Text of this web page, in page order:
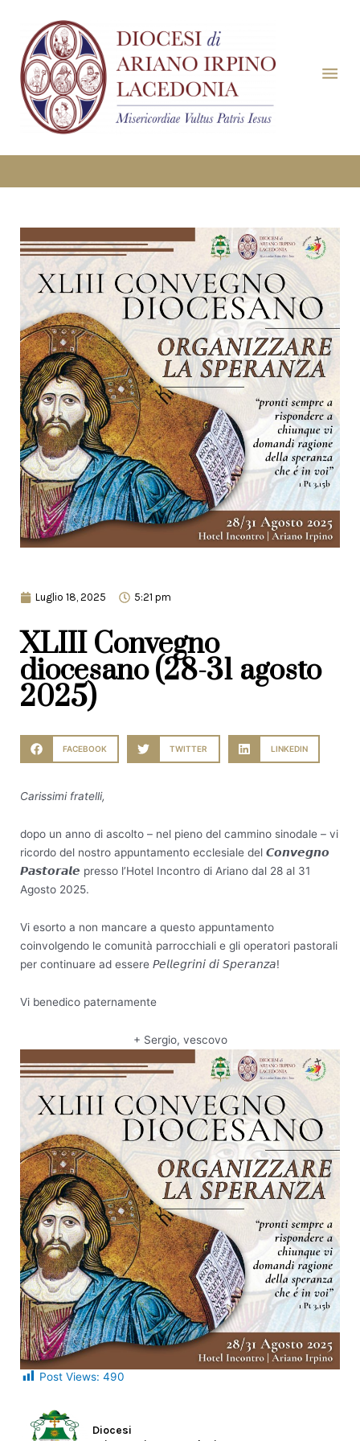
Luglio 18, 2025 5:21 pm
XLIII Convegno
diocesano (28-31 agosto
2025)
FACEBOOK TWITTER LINKEDIN
Carissimi fratelli,
dopo un anno di ascolto – nel pieno del cammino sinodale – vi
ricordo del nostro appuntamento ecclesiale del 𝘾𝙤𝙣𝙫𝙚𝙜𝙣𝙤
𝙋𝙖𝙨𝙩𝙤𝙧𝙖𝙡𝙚 presso l’Hotel Incontro di Ariano dal 28 al 31
Agosto 2025.
Vi esorto a non mancare a questo appuntamento
coinvolgendo le comunità parrocchiali e gli operatori pastorali
per continuare ad essere 𝘗𝘦𝘭𝘭𝘦𝘨𝘳𝘪𝘯𝘪 𝘥𝘪 𝘚𝘱𝘦𝘳𝘢𝘯𝘻𝘢!
Vi benedico paternamente
+ Sergio, vescovo
Post Views: 490
Diocesi